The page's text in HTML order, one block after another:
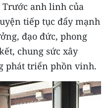
Trước anh linh của
tiếp tục đẩy mạnh
đạo đức, phong
chung sức xây
phát triển phồn vinh.